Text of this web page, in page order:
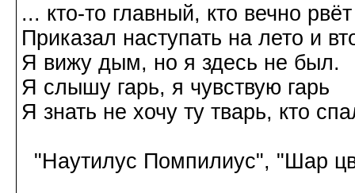
... кто-то главный, кто вечно рвёт
Приказал наступать на лето и
Я вижу дым, но я здесь не был.
Я слышу гарь, я чувствую гарь
Я знать не хочу ту тварь, кто
"Наутилус Помпилиус", "Шар